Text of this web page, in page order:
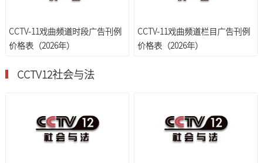
CCTV-11戏曲频道时段广告刊例
价格表（2026年）
CCTV-11戏曲频道栏目广告刊例
价格表（2026年）
CCTV12社会与法